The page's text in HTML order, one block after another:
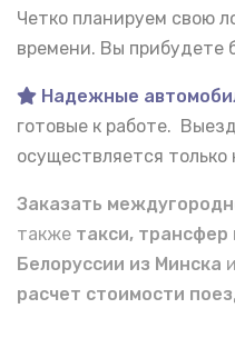
Четко планируем свою
времени. Вы прибудете
Надежные
готовые к работе.
осуществляется только
Заказать
также такси, трансфер
Белоруссии из Минска
расчет стоимости